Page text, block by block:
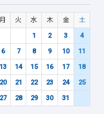
月 火 水 木 金
土
1
2 3
4
6 7 8 9 10
11
13 14 15 16 17
18
20 21 22 23 24
25
27 28 29 30 31